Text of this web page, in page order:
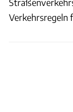
Verkehrsregeln